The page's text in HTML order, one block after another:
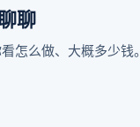
聊
怎么做、大概多少钱。